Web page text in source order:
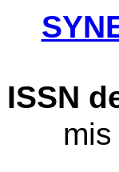
ISSN